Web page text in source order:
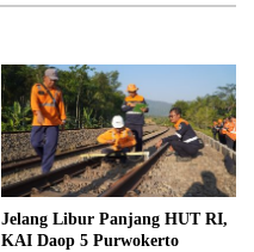
Jelang Libur Panjang HUT RI,
KAI Daop 5 Purwokerto